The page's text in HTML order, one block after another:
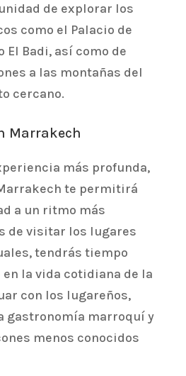
de explorar los
como el Palacio de
El Badi, así como de
a las montañas del
cercano.
Marrakech
más profunda,
te permitirá
a un ritmo más
de visitar los lugares
tendrás tiempo
la vida cotidiana de la
con los lugareños,
gastronomía marroquí y
menos conocidos